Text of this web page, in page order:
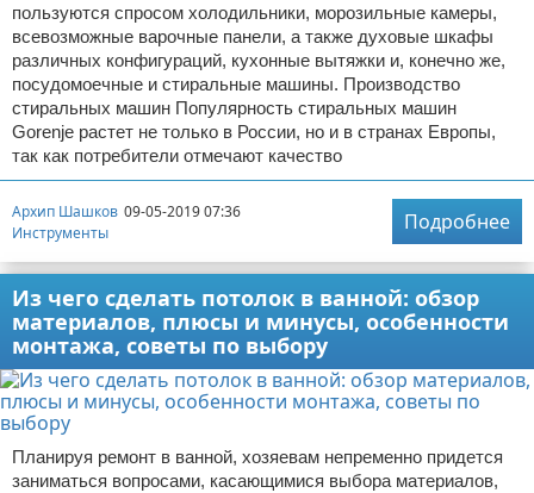
пользуются спросом холодильники, морозильные камеры,
всевозможные варочные панели, а также духовые шкафы
различных конфигураций, кухонные вытяжки и, конечно же,
посудомоечные и стиральные машины. Производство
стиральных машин Популярность стиральных машин
Gorenje растет не только в России, но и в странах Европы,
так как потребители отмечают качество
Архип Шашков 09-05-2019 07:36
Инструменты
Подробнее
Из чего сделать потолок в ванной: обзор
материалов, плюсы и минусы, особенности
монтажа, советы по выбору
Планируя ремонт в ванной, хозяевам непременно придется
заниматься вопросами, касающимися выбора материалов,